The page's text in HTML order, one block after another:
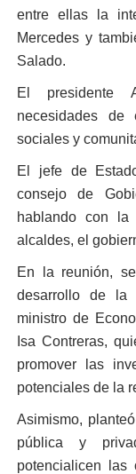
entre ellas la
Mercedes y
Salado.
El presidente
necesidades
sociales y
El jefe de
consejo de
hablando con la
alcaldes, el
En la reunión,
desarrollo de la
ministro de
Isa Contreras,
promover las
potenciales de la
Asimismo,
pública y
potencialicen